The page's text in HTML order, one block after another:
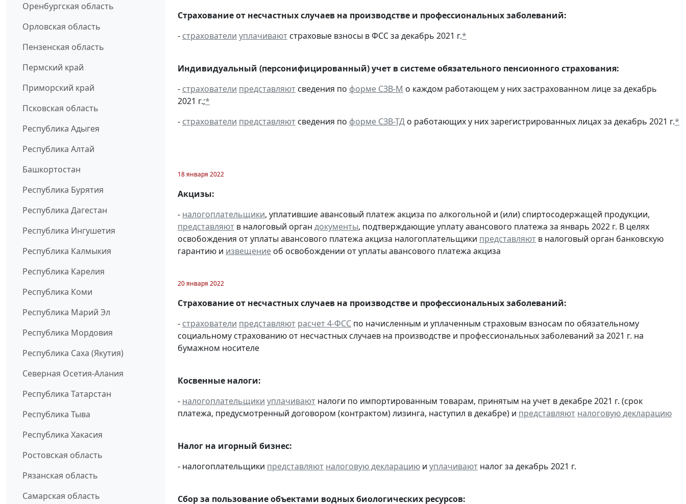
Оренбургская область
Орловская область
Пензенская область
Пермский край
Приморский край
Псковская область
Республика Адыгея
Республика Алтай
Башкортостан
Республика Бурятия
Республика Дагестан
Республика Ингушетия
Республика Калмыкия
Республика Карелия
Республика Коми
Республика Марий Эл
Республика Мордовия
Республика Саха (Якутия)
Северная Осетия-Алания
Республика Татарстан
Республика Тыва
Республика Хакасия
Ростовская область
Рязанская область
Самарская область
Страхование от несчастных случаев на производстве и профессиональных заболеваний:
- страхователи уплачивают страховые взносы в ФСС за декабрь 2021 г.*
Индивидуальный (персонифицированный) учет в системе обязательного пенсионного страхования:
- страхователи представляют сведения по форме СЗВ-М о каждом работающем у них застрахованном лице за декабрь
2021 г.;*
- страхователи представляют сведения по форме СЗВ-ТД о работающих у них зарегистрированных лицах за декабрь 2021 г.*
18 января 2022
Акцизы:
- налогоплательщики, уплатившие авансовый платеж акциза по алкогольной и (или) спиртосодержащей продукции,
представляют в налоговый орган документы, подтверждающие уплату авансового платежа за январь 2022 г. В целях
освобождения от уплаты авансового платежа акциза налогоплательщики представляют в налоговый орган банковскую
гарантию и извещение об освобождении от уплаты авансового платежа акциза
20 января 2022
Страхование от несчастных случаев на производстве и профессиональных заболеваний:
- страхователи представляют расчет 4-ФСС по начисленным и уплаченным страховым взносам по обязательному
социальному страхованию от несчастных случаев на производстве и профессиональных заболеваний за 2021 г. на
бумажном носителе
Косвенные налоги:
- налогоплательщики уплачивают налоги по импортированным товарам, принятым на учет в декабре 2021 г. (срок
платежа, предусмотренный договором (контрактом) лизинга, наступил в декабре) и представляют налоговую декларацию
Налог на игорный бизнес:
- налогоплательщики представляют налоговую декларацию и уплачивают налог за декабрь 2021 г.
Сбор за пользование объектами водных биологических ресурсов: